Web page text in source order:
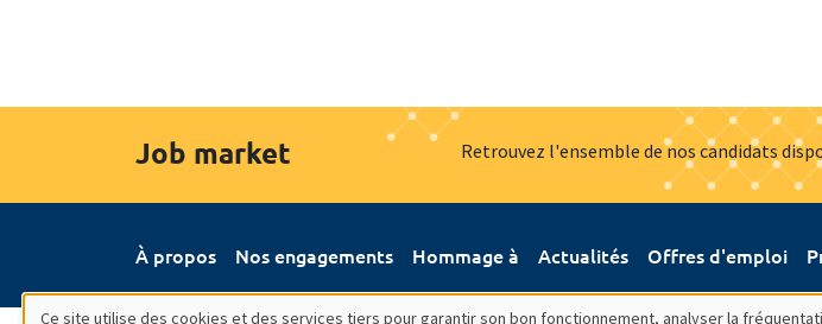
Job market Retrouvez l'ensemble de nos candidats
À propos Nos engagements Hommage à Actualités Offres d'emploi
Ce site utilise des cookies et des services tiers pour garantir son bon fonctionnement, analyser la